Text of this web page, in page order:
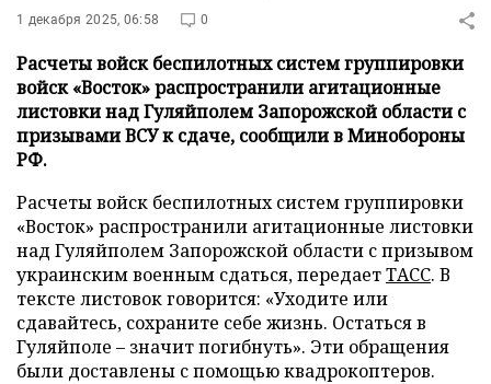
1 декабря 2025, 06:58 0
Расчеты войск беспилотных систем группировки
войск «Восток» распространили агитационные
листовки над Гуляйполем Запорожской области с
призывами ВСУ к сдаче, сообщили в Минобороны
РФ.
Расчеты войск беспилотных систем группировки
«Восток» распространили агитационные листовки
над Гуляйполем Запорожской области с призывом
украинским военным сдаться, передаетТАСС. В
тексте листовок говорится: «Уходите или
сдавайтесь, сохраните себе жизнь. Остаться в
Гуляйполе – значит погибнуть». Эти обращения
были доставлены с помощью квадрокоптеров.